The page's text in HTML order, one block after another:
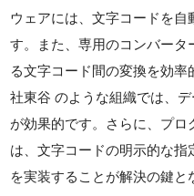
ウェアには、文字コードを自
す。また、専用のコンバータ
る文字コード間の変換を効
社東谷 のような組織では、
が効果的です。さらに、プ
は、文字コードの明示的な
を実装することが解決の鍵と